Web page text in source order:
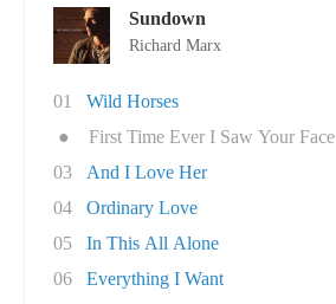
Sundown
Richard Marx
01
Wild Horses
●
First Time Ever I Saw Your Face
03
And I Love Her
04
Ordinary Love
05
In This All Alone
06
Everything I Want